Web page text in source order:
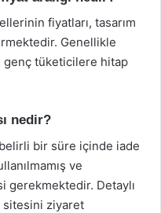
fiyatları, tasarım
Genellikle
genç tüketicilere hitap
nedir?
bir süre içinde iade
ve
Detaylı
sitesini ziyaret